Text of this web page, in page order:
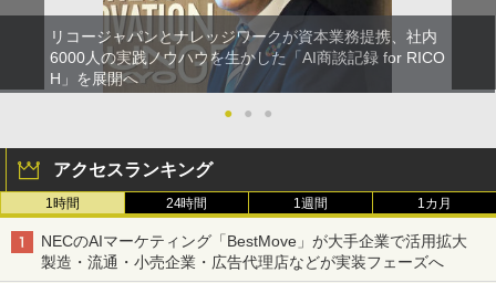
リコージャパンとナレッジワークが資本業務提携、社内
6000人の実践ノウハウを生かした「AI商談記録 for RICO
H」を展開へ
●
● ●
アクセスランキング
1時間 24時間 1週間 1カ月
NECのAIマーケティング「BestMove」が大手企業で活用拡大
製造・流通・小売企業・広告代理店などが実装フェーズへ